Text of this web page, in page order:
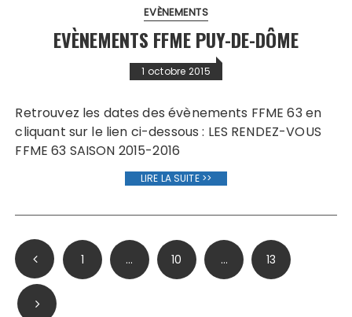
EVÈNEMENTS
EVÈNEMENTS FFME PUY-DE-DÔME
1 octobre 2015
Retrouvez les dates des évènements FFME 63 en
cliquant sur le lien ci-dessous : LES RENDEZ-VOUS
FFME 63 SAISON 2015-2016
LIRE LA SUITE >>
Pagination
des
publications
1 … 10 … 13